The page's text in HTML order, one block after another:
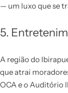
— um luxo que se
5.
A região do
que atrai
OCA e o Auditório